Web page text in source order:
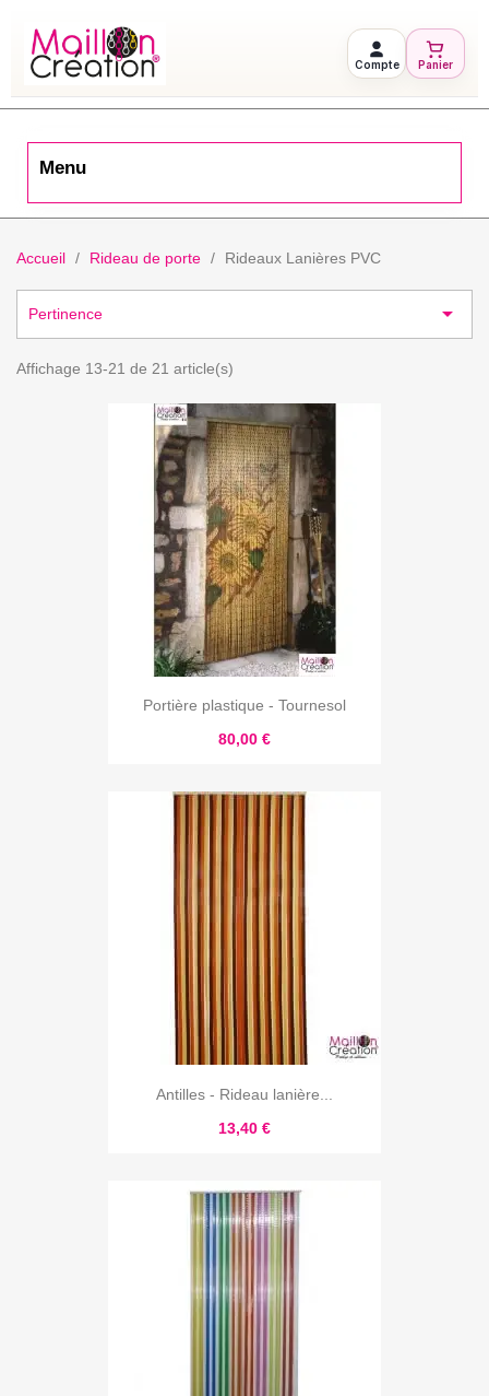
Compte Panier
Menu
Accueil Rideau de porte Rideaux Lanières PVC
Pertinence 
Affichage 13-21 de 21 article(s)
Portière plastique - Tournesol
80,00 €
Antilles - Rideau lanière...
13,40 €